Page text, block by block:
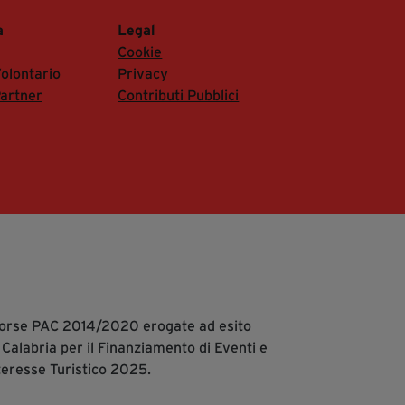
Legal
Cookie
Privacy
Contributi Pubblici
PAC 2014/2020 erogate ad esito
per il Finanziamento di Eventi e
Turistico 2025.